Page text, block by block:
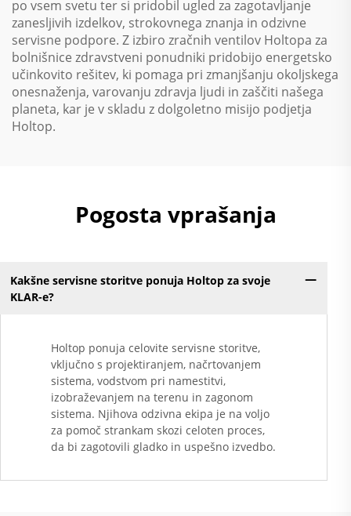
po vsem svetu ter si pridobil ugled za zagotavljanje
zanesljivih izdelkov, strokovnega znanja in odzivne
servisne podpore. Z izbiro zračnih ventilov Holtopa za
bolnišnice zdravstveni ponudniki pridobijo energetsko
učinkovito rešitev, ki pomaga pri zmanjšanju okoljskega
onesnaženja, varovanju zdravja ljudi in zaščiti našega
planeta, kar je v skladu z dolgoletno misijo podjetja
Holtop.
Pogosta vprašanja
Kakšne servisne storitve ponuja Holtop za svoje
KLAR-e?
Holtop ponuja celovite servisne storitve,
vključno s projektiranjem, načrtovanjem
sistema, vodstvom pri namestitvi,
izobraževanjem na terenu in zagonom
sistema. Njihova odzivna ekipa je na voljo
za pomoč strankam skozi celoten proces,
da bi zagotovili gladko in uspešno izvedbo.